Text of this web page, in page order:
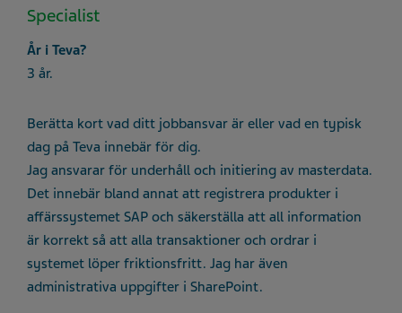
Specialist
År i Teva?
3 år.
Berätta kort vad ditt jobbansvar är eller vad en typisk
dag på Teva innebär för dig.
Jag ansvarar för underhåll och initiering av masterdata.
Det innebär bland annat att registrera produkter i
affärssystemet SAP och säkerställa att all information
är korrekt så att alla transaktioner och ordrar i
systemet löper friktionsfritt. Jag har även
administrativa uppgifter i SharePoint.